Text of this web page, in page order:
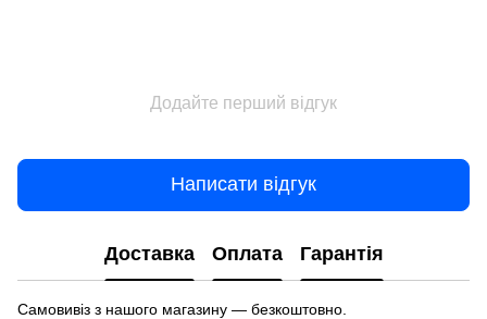
Додайте перший відгук
Написати відгук
Доставка Оплата Гарантія
Самовивіз з нашого магазину — безкоштовно.